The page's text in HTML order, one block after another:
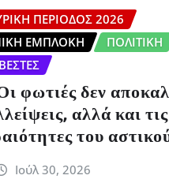
ΠΕΡΊΟΔΟΣ 2026
ΕΜΠΛΟΚΉ
ΠΟΛΙΤΙΚΉ
φωτιές δεν
αλλά και τις
του
Ιούλ 30, 2026